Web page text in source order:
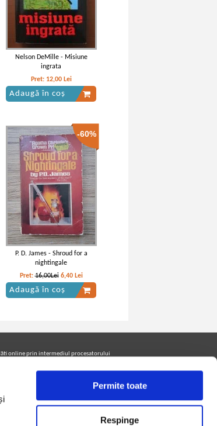
Permite toate
Respinge
Nelson DeMille - Misiune
ingrata
Pret: 12,00 Lei
Adaugă în coș
-60%
P. D. James - Shroud for a
nightingale
Pret:16,00Lei 6,40 Lei
Adaugă în coș
online prin intermediul procesatorului
ne pe facebook pentru a fi la curent cu